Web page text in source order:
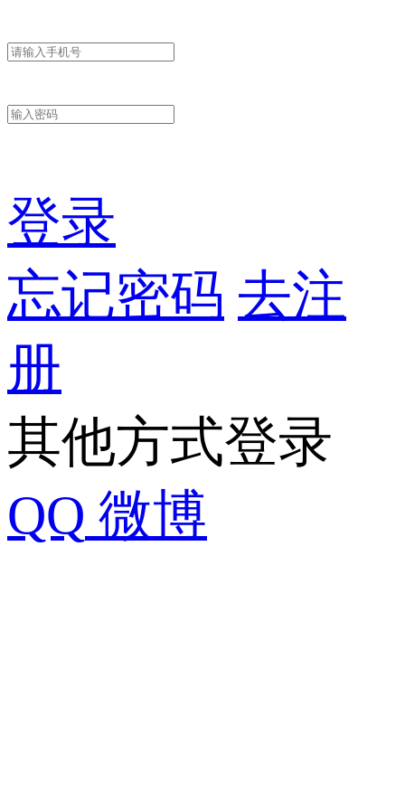
登录
忘记密码 去注
册
其他方式登录
QQ 微博